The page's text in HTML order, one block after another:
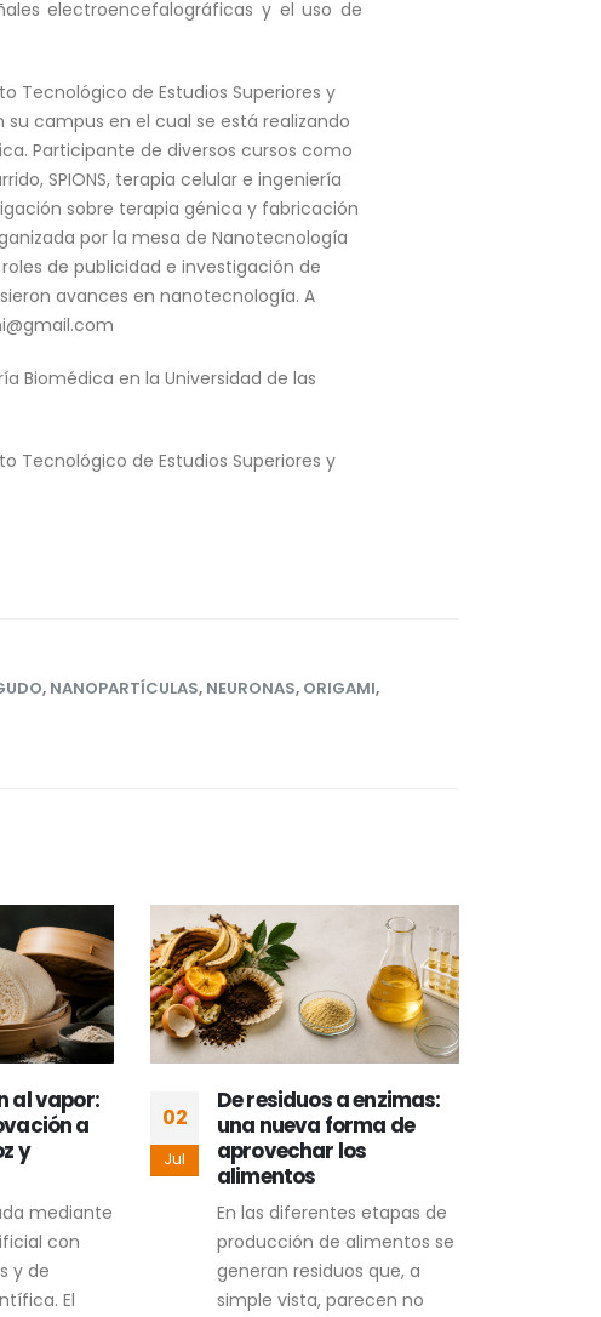
electroencefalográficas y el uso de
Tecnológico de Estudios Superiores y
campus en el cual se está realizando
Participante de diversos cursos como
SPIONS, terapia celular e ingeniería
sobre terapia génica y fabricación
por la mesa de Nanotecnología
de publicidad e investigación de
avances en nanotecnología. A
Biomédica en la Universidad de las
Tecnológico de Estudios Superiores y
, NANOPARTÍCULAS, NEURONAS, ORIGAMI,
al vapor:
a
y
mediante
con
y de
El
02
Jul
De residuos a enzimas:
una nueva forma de
aprovechar los
alimentos
En las diferentes etapas de
producción de alimentos se
generan residuos que, a
simple vista, parecen no